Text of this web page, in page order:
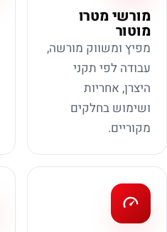
מורשי מטרו
מוטור
מפיץ ומשווק מורשה,
עבודה לפי תקני
היצרן, אחריות
ושימוש בחלקים
מקוריים.